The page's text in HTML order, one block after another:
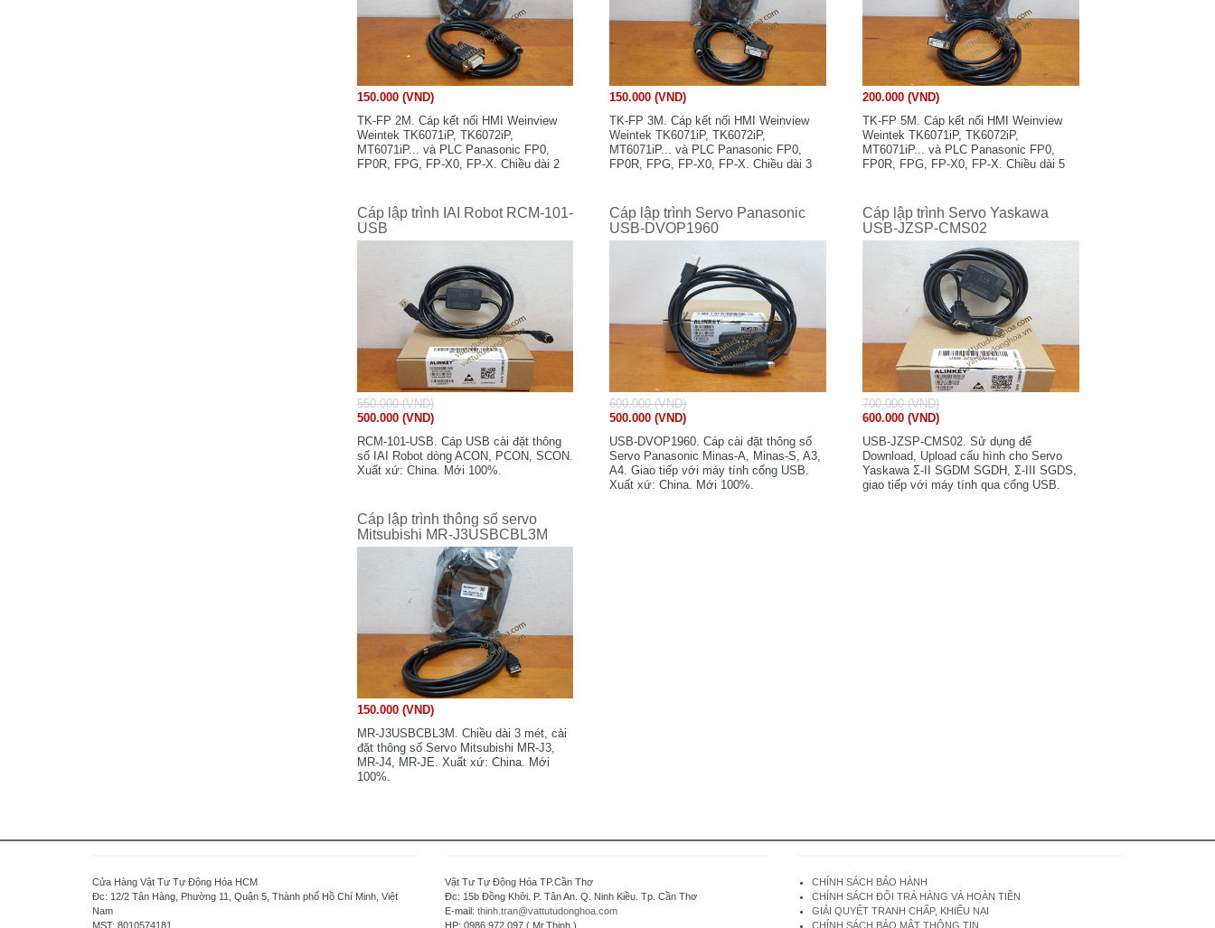
Buffalo - Japan
150.000 (VND)
TK-FP 2M. Cáp kết nối HMI Weinview
Weintek TK6071iP, TK6072iP,
MT6071iP... và PLC Panasonic FP0,
FP0R, FPG, FP-X0, FP-X. Chiều dài 2
150.000 (VND)
TK-FP 3M. Cáp kết nối HMI Weinview
Weintek TK6071iP, TK6072iP,
MT6071iP... và PLC Panasonic FP0,
FP0R, FPG, FP-X0, FP-X. Chiều dài 3
200.000 (VND)
TK-FP 5M. Cáp kết nối HMI Weinview
Weintek TK6071iP, TK6072iP,
MT6071iP... và PLC Panasonic FP0,
FP0R, FPG, FP-X0, FP-X. Chiều dài 5
Cáp lập trình IAI Robot RCM-101-
USB
550.000 (VND)
500.000 (VND)
RCM-101-USB. Cáp USB cài đặt thông
số IAI Robot dòng ACON, PCON, SCON.
Xuất xứ: China. Mới 100%.
Cáp lập trình Servo Panasonic
USB-DVOP1960
600.000 (VND)
500.000 (VND)
USB-DVOP1960. Cáp cài đặt thông số
Servo Panasonic Minas-A, Minas-S, A3,
A4. Giao tiếp với máy tính cổng USB.
Xuất xứ: China. Mới 100%.
Cáp lập trình Servo Yaskawa
USB-JZSP-CMS02
700.000 (VND)
600.000 (VND)
USB-JZSP-CMS02. Sử dụng để
Download, Upload cấu hình cho Servo
Yaskawa Σ-II SGDM SGDH, Σ-III SGDS,
giao tiếp với máy tính qua cổng USB.
Cáp lập trình thông số servo
Mitsubishi MR-J3USBCBL3M
150.000 (VND)
MR-J3USBCBL3M. Chiều dài 3 mét, cài
đặt thông số Servo Mitsubishi MR-J3,
MR-J4, MR-JE. Xuất xứ: China. Mới
100%.
Cửa Hàng Vật Tư Tự Động Hóa HCM
Đc: 12/2 Tân Hàng, Phường 11, Quận 5, Thành phố Hồ Chí Minh, Việt
Nam
MST: 8010574181
Vật Tư Tự Động Hóa TP.Cần Thơ
Đc: 15b Đồng Khởi. P. Tân An. Q. Ninh Kiều. Tp. Cần Thơ
E-mail: thinh.tran@vattutudonghoa.com
HP: 0986 972 097 ( Mr.Thịnh )
CHÍNH SÁCH BẢO HÀNH
CHÍNH SÁCH ĐỔI TRẢ HÀNG VÀ HOÀN TIỀN
GIẢI QUYẾT TRANH CHẤP, KHIẾU NẠI
CHÍNH SÁCH BẢO MẬT THÔNG TIN